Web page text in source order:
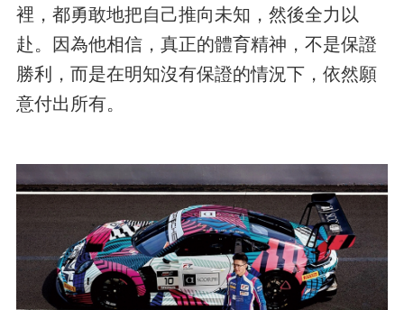
裡，都勇敢地把自己推向未知，然後全力以
赴。因為他相信，真正的體育精神，不是保證
勝利，而是在明知沒有保證的情況下，依然願
意付出所有。